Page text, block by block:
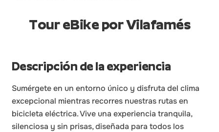
Tour eBike por Vilafamés
Descripción de la experiencia
Sumérgete en un entorno único y disfruta del clima
excepcional mientras recorres nuestras rutas en
bicicleta eléctrica. Vive una experiencia tranquila,
silenciosa y sin prisas, diseñada para todos los